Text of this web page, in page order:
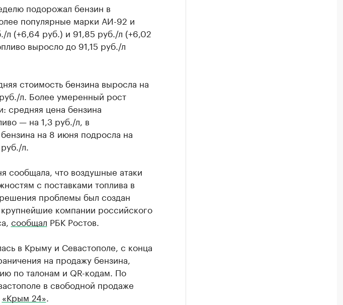
подорожал бензин в
популярные марки АИ-92 и
(+6,64 руб.) и 91,85 руб./л (+6,02
выросло до 91,15 руб./л
стоимость бензина выросла на
л. Более умеренный рост
средняя цена бензина
— на 1,3 руб./л, в
на 8 июня подросла на
л.
что воздушные атаки
с поставками топлива в
проблемы был создан
компании российского
сообщал РБК Ростов.
в Крыму и Севастополе, с конца
на продажу бензина,
по талонам и QR-кодам. По
в свободной продаже
«Крым 24»